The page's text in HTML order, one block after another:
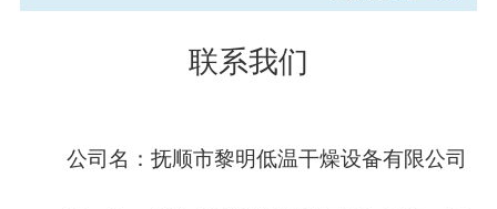
联系我们
公司名：抚顺市黎明低温干燥设备有限公司